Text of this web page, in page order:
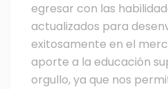
egresar con las
actualizados para
exitosamente en el
aporte a la educación
orgullo, ya que nos